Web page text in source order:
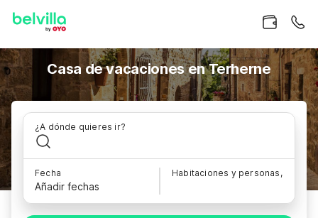
Casa de vacaciones en Terherne
¿A dónde quieres ir?
Fecha
Añadir fechas
Habitaciones y personas,